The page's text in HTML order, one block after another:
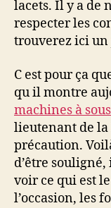
lacets. Il y a de
respecter les
trouverez ici un
C est pour ça
qu il montre
machines à
lieutenant de la
précaution.
d’être
voir ce qui est
l’occasion, les